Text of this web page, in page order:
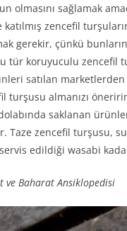
olmasını sağlamak
zencefil
gerekir, çünkü
tür koruyuculu zencefil
satılan marketlerden
turşusu almanızı
saklanan ürünler
Taze zencefil turşusu,
edildiği wasabi kadar
ve Baharat Ansiklopedisi